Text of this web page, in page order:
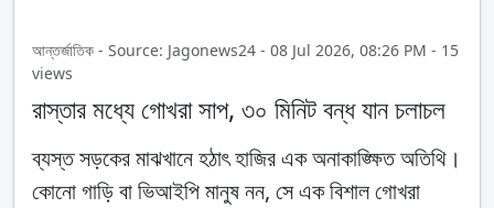
আন্তর্জাতিক - Source: Jagonews24 - 08 Jul 2026, 08:26 PM - 15
views
রাস্তার মধ্যে গোখরা সাপ, ৩০ মিনিট বন্ধ যান চলাচল
ব্যস্ত সড়কের মাঝখানে হঠাৎ হাজির এক অনাকাঙ্ক্ষিত অতিথি।
কোনো গাড়ি বা ভিআইপি মানুষ নন, সে এক বিশাল গোখরা